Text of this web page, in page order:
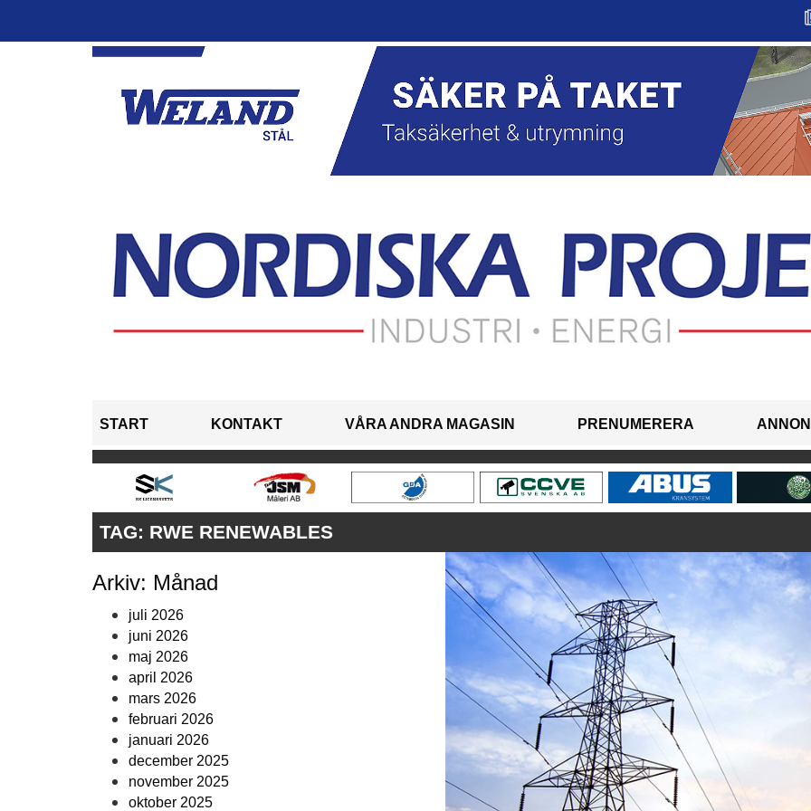
START KONTAKT VÅRA ANDRA MAGASIN PRENUMERERA
TAG: RWE RENEWABLES
Arkiv: Månad
juli 2026
juni 2026
maj 2026
april 2026
mars 2026
februari 2026
januari 2026
december 2025
november 2025
oktober 2025